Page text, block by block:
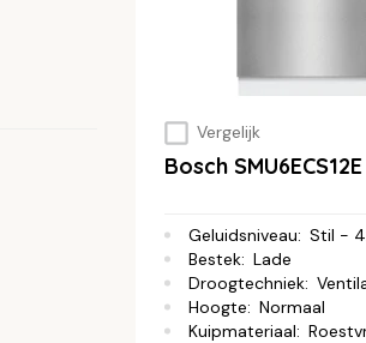
Vergelijk
Bosch SMU6ECS12E
Geluidsniveau: Stil -
Bestek: Lade
Droogtechniek:
Hoogte: Normaal
Kuipmateriaal: